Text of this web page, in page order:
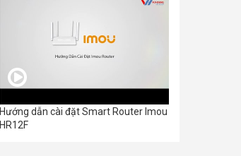
Hướng dẫn cài đặt Smart Router Imou
HR12F